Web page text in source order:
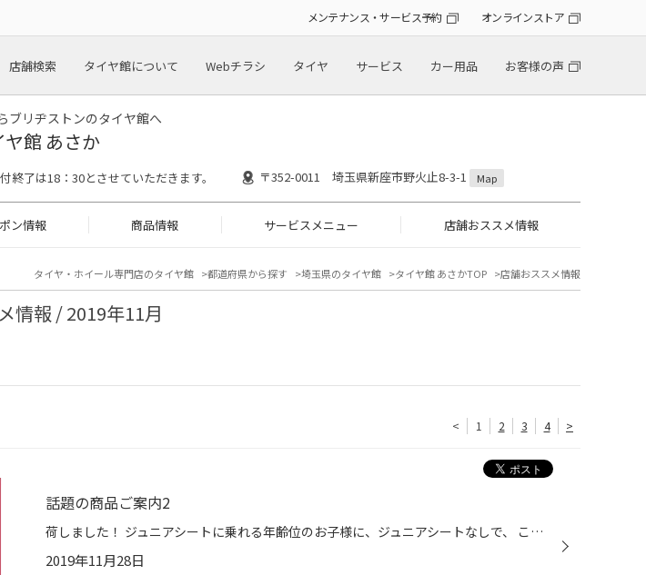
メンテナンス・サービス予約 オンラインストア
店舗検索 タイヤ館について Webチラシ タイヤ サービス カー用品 お客様の声
ブリヂストンのタイヤ館へ
ヤ館 あさか
は18：30とさせていただきます。 〒352-0011 埼玉県新座市野火止8-3-1 Map
ン情報 商品情報 サービスメニュー 店舗おススメ情報
タイヤ・ホイール専門店のタイヤ館 都道府県から探す 埼玉県のタイヤ館 タイヤ館 あさかTOP 店舗おススメ情報
情報 / 2019年11月
< 1 2 3 4 >
話題の商品ご案内2
荷しました！ ジュニアシートに乗れる年齢位のお子様に、ジュニアシートなしで、 このベルトを使って乗車出来る商品です！ ご使用の際は必ず取扱説明書を確認してお取り付けください。 こちらの商品は「お持ち帰り」のみでの販売とさせて頂きます。 宜しくお願い致します。 スマートキッズベルトHP ...
2019年11月28日